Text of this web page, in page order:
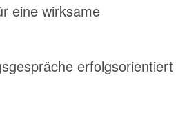
eine wirksame
erfolgsorientiert